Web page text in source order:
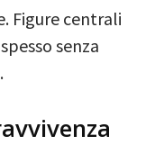
Figure centrali
senza